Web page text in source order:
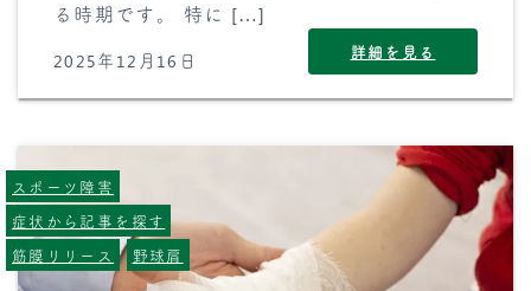
る時期です。 特に […]
2025年12月16日 詳細を見る
スポーツ障害
症状から記事を探す
筋膜リリース
野球肩